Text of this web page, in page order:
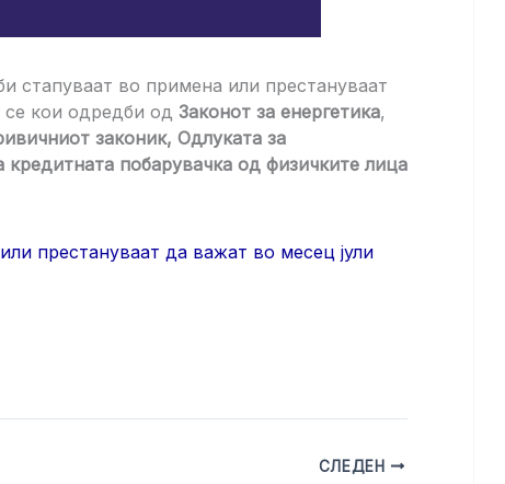
стапуваат во примена или престануваат
се кои одредби од Законот за енергетика,
законик, Одлуката за
побарувачка од физичките лица
престануваат да важат во месец јули
СЛЕДЕН